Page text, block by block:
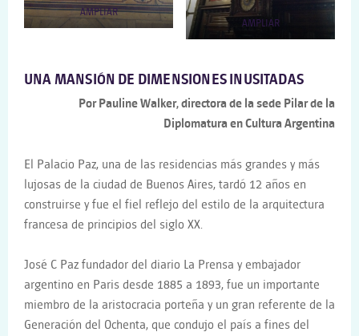
AMPLIAR
AMPLIAR
UNA MANSIÓN DE DIMENSIONES INUSITADAS
Por Pauline Walker, directora de la sede Pilar de la
Diplomatura en Cultura Argentina
El Palacio Paz, una de las residencias más grandes y más
lujosas de la ciudad de Buenos Aires, tardó 12 años en
construirse y fue el fiel reflejo del estilo de la arquitectura
francesa de principios del siglo XX.
José C Paz fundador del diario La Prensa y embajador
argentino en Paris desde 1885 a 1893, fue un importante
miembro de la aristocracia porteña y un gran referente de la
Generación del Ochenta, que condujo el país a fines del